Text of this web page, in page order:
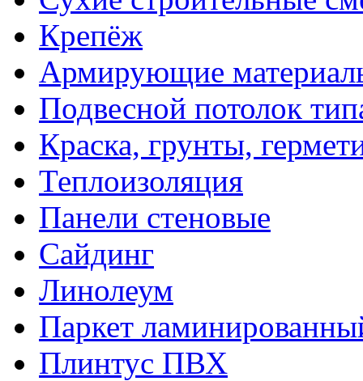
Крепёж
Армирующие
Подвесной потолок
Краска, грунты,
Теплоизоляция
Панели стеновые
Сайдинг
Линолеум
Паркет
Плинтус ПВХ